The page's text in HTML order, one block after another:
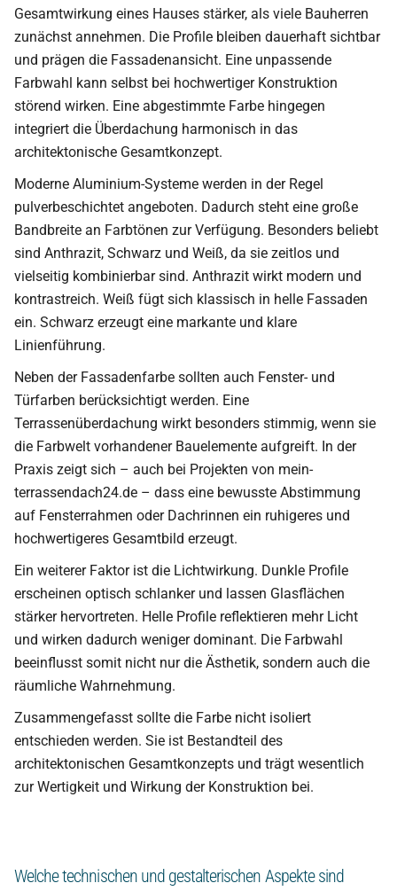
Gesamtwirkung eines Hauses stärker, als viele Bauherren
zunächst annehmen. Die Profile bleiben dauerhaft sichtbar
und prägen die Fassadenansicht. Eine unpassende
Farbwahl kann selbst bei hochwertiger Konstruktion
störend wirken. Eine abgestimmte Farbe hingegen
integriert die Überdachung harmonisch in das
architektonische Gesamtkonzept.
Moderne Aluminium-Systeme werden in der Regel
pulverbeschichtet angeboten. Dadurch steht eine große
Bandbreite an Farbtönen zur Verfügung. Besonders beliebt
sind Anthrazit, Schwarz und Weiß, da sie zeitlos und
vielseitig kombinierbar sind. Anthrazit wirkt modern und
kontrastreich. Weiß fügt sich klassisch in helle Fassaden
ein. Schwarz erzeugt eine markante und klare
Linienführung.
Neben der Fassadenfarbe sollten auch Fenster- und
Türfarben berücksichtigt werden. Eine
Terrassenüberdachung wirkt besonders stimmig, wenn sie
die Farbwelt vorhandener Bauelemente aufgreift. In der
Praxis zeigt sich – auch bei Projekten von mein-
terrassendach24.de – dass eine bewusste Abstimmung
auf Fensterrahmen oder Dachrinnen ein ruhigeres und
hochwertigeres Gesamtbild erzeugt.
Ein weiterer Faktor ist die Lichtwirkung. Dunkle Profile
erscheinen optisch schlanker und lassen Glasflächen
stärker hervortreten. Helle Profile reflektieren mehr Licht
und wirken dadurch weniger dominant. Die Farbwahl
beeinflusst somit nicht nur die Ästhetik, sondern auch die
räumliche Wahrnehmung.
Zusammengefasst sollte die Farbe nicht isoliert
entschieden werden. Sie ist Bestandteil des
architektonischen Gesamtkonzepts und trägt wesentlich
zur Wertigkeit und Wirkung der Konstruktion bei.
Welche technischen und gestalterischen Aspekte sind